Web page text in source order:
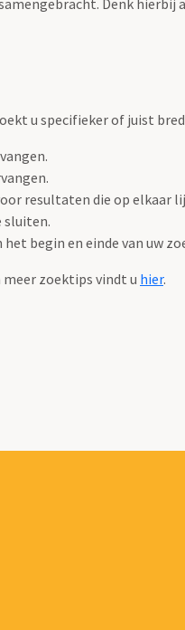
Denk
u specifieker of juist
resultaten die op elkaar
sluiten.
het begin en einde van uw
meer zoektips vindt u hier.